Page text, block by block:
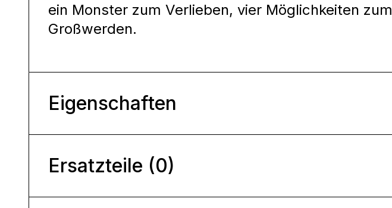
ein Monster zum Verlieben, vier Möglichkeiten zum
Großwerden.
Eigenschaften
Ersatzteile (0)